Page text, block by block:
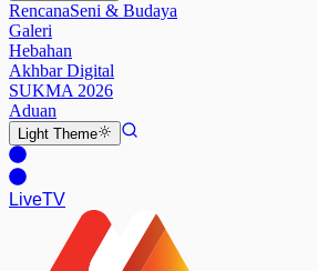
RencanaSeni & Budaya
Galeri
Hebahan
Akhbar Digital
SUKMA 2026
Aduan
Light Theme
LiveTV